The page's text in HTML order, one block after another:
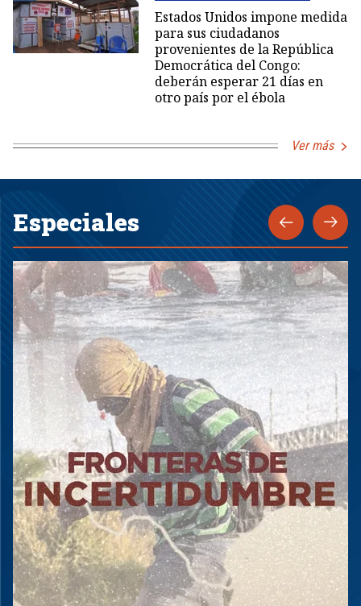
Estados Unidos impone medida
para sus ciudadanos
provenientes de la República
Democrática del Congo:
deberán esperar 21 días en
otro país por el ébola
Ver más
Especiales